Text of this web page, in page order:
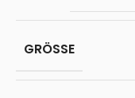
GRÖSSE